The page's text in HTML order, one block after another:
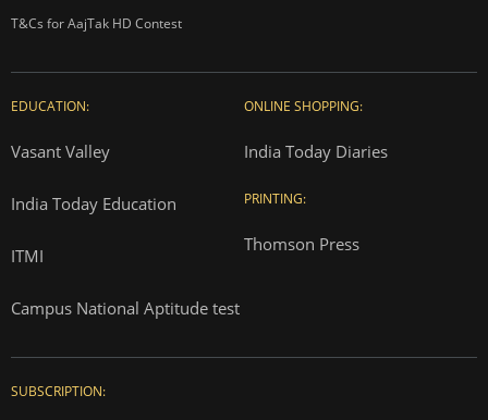
T&Cs for AajTak HD Contest
EDUCATION:
Vasant Valley
India Today Education
ITMI
Campus National Aptitude test
ONLINE SHOPPING:
India Today Diaries
PRINTING:
Thomson Press
SUBSCRIPTION: